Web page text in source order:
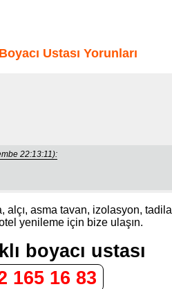
Ustası Yorunları
22:13:11):
alçı, asma tavan, izolasyon,
yenileme için bize ulaşın.
boyacı ustası
165 16 83